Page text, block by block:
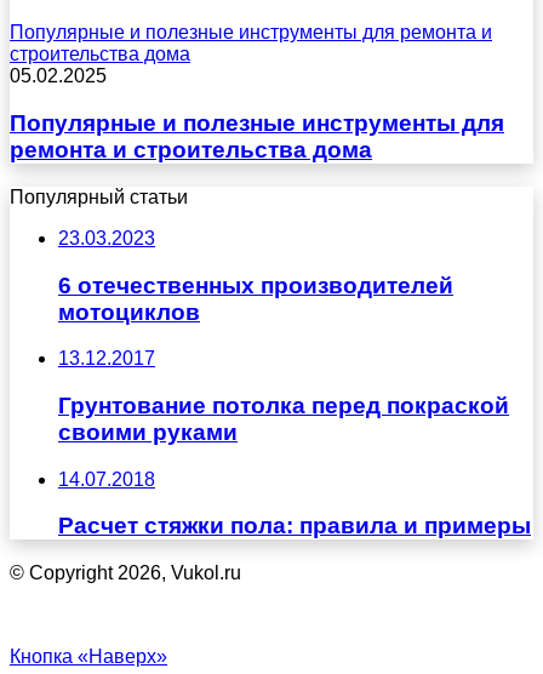
Популярные и полезные инструменты для ремонта и
строительства дома
05.02.2025
Популярные и полезные инструменты для
ремонта и строительства дома
Популярный статьи
23.03.2023
6 отечественных производителей
мотоциклов
13.12.2017
Грунтование потолка перед покраской
своими руками
14.07.2018
Расчет стяжки пола: правила и примеры
© Copyright 2026, Vukol.ru
Кнопка «Наверх»